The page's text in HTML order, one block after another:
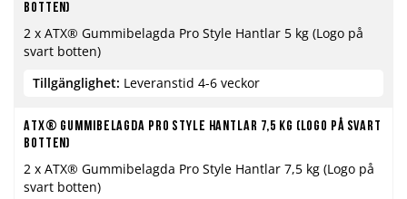
botten)
2 x ATX® Gummibelagda Pro Style Hantlar 5 kg (Logo på
svart botten)
Tillgänglighet: Leveranstid 4-6 veckor
ATX® Gummibelagda Pro Style Hantlar 7,5 kg (Logo på svart
botten)
2 x ATX® Gummibelagda Pro Style Hantlar 7,5 kg (Logo på
svart botten)